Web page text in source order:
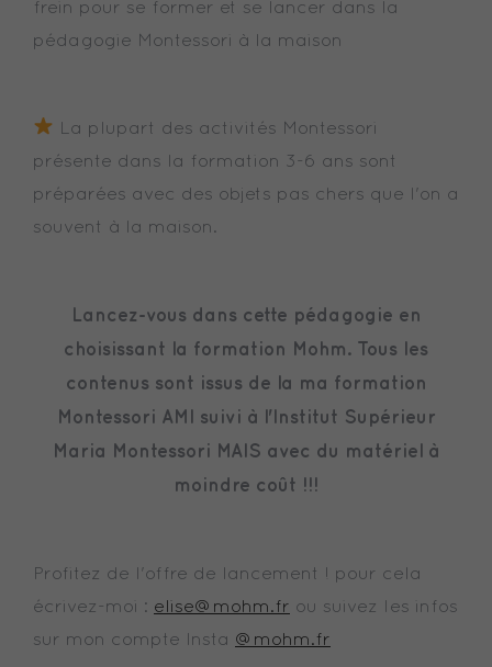
frein pour se former et se lancer dans la
pédagogie Montessori à la maison
La plupart des activités Montessori
présente dans la formation 3-6 ans sont
préparées avec des objets pas chers que l'on a
souvent à la maison.
Lancez-vous dans cette pédagogie en
choisissant la formation Mohm. Tous les
contenus sont issus de la ma formation
Montessori AMI suivi à l'Institut Supérieur
Maria Montessori MAIS avec du matériel à
moindre coût !!!
Profitez de l'offre de lancement ! pour cela
écrivez-moi : elise@mohm.fr ou suivez les infos
sur mon compte Insta @mohm.fr